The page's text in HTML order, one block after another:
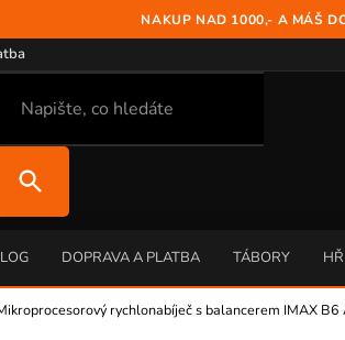
NAKUP NAD 1000,- A MÁŠ
DOPRAVA A PLATBA TÁBORY
rychlonabíječ s balancerem IMAX